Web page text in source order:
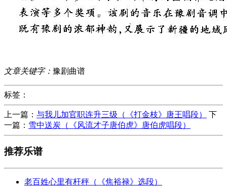
文章关键字： 豫剧曲谱
标签：
上一篇： 与我儿加官职连升三级（《打金枝》唐王唱段）
下
一篇： 雪中送炭（《风流才子唐伯虎》唐伯虎唱段）
推荐乐谱
老百姓心里有杆秤（《焦裕禄》选段）